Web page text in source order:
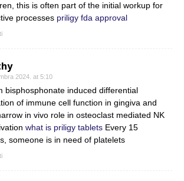
this is often part of the initial workup for
processes priligy fda approval
2024. at 5:10
bisphosphonate induced differential
of immune cell function in gingiva and
in vivo role in osteoclast mediated NK
what is priligy tablets Every 15
someone is in need of platelets